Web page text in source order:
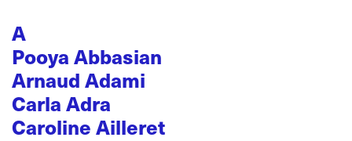
A
Pooya Abbasian
Arnaud Adami
Carla Adra
Caroline Ailleret